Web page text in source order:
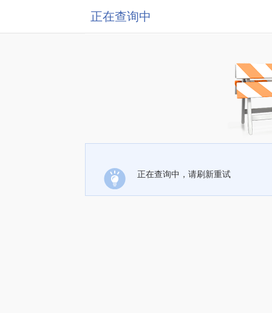
正在查询中
正在查询中，请刷新重试